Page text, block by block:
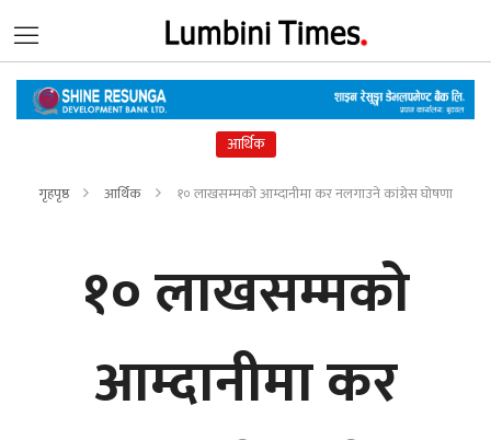
आर्थिक
गृहपृष्ठ आर्थिक १० लाखसम्मको आम्दानीमा कर नलगाउने कांग्रेस घोषणा
१० लाखसम्मको
आम्दानीमा कर